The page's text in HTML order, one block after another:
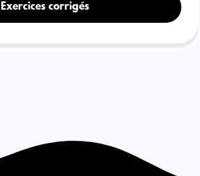
Exercices corrigés